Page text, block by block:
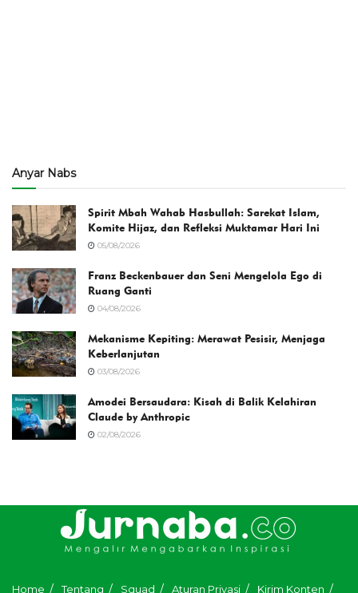
Anyar Nabs
Spirit Mbah Wahab Hasbullah: Sarekat Islam,
Komite Hijaz, dan Refleksi Muktamar Hari Ini
05/08/2026
Franz Beckenbauer dan Seni Mengelola Ego di
Ruang Ganti
04/08/2026
Mekanisme Kepiting: Merawat Pesisir, Menjaga
Keberlanjutan
03/08/2026
Amodei Bersaudara: Kisah di Balik Kelahiran
Claude by Anthropic
02/08/2026
Home Tentang Squad Aturan Privasi Kirim Konten